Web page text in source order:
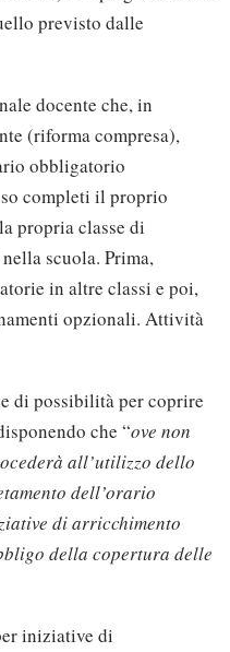
previsto dalle
docente che, in
(riforma compresa),
obbligatorio
completi il proprio
propria classe di
scuola. Prima,
in altre classi e poi,
opzionali. Attività
di possibilità per coprire
che “ove non
all’utilizzo dello
dell’orario
di arricchimento
della copertura delle
iniziative di